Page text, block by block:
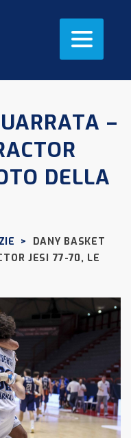
–
DELLA
>
DANY BASKET
JESI 77-70, LE